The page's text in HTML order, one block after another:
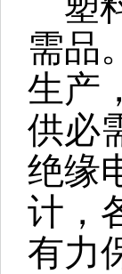
需品
生产
供必
绝缘
计，
有力